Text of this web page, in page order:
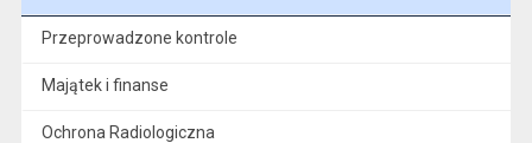
Przeprowadzone kontrole
Majątek i finanse
Ochrona Radiologiczna